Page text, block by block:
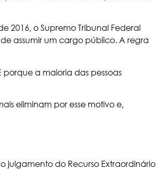
2016, oSupremo Tribunal Federal
assumir um cargo público. A regra
a maioria das pessoas
eliminam por esse motivo e,
julgamento do Recurso Extraordinário